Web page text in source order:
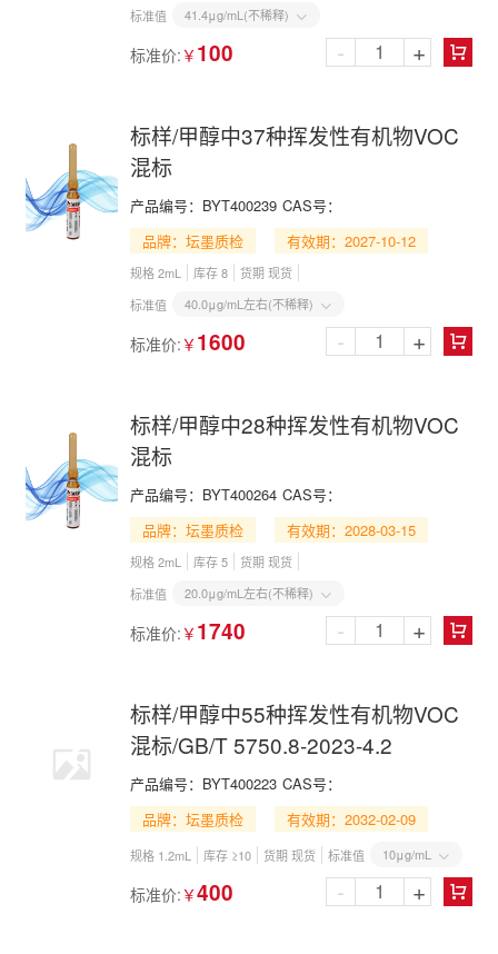
标准值
41.4μg/mL(不稀释) 
标准价: ￥ 100 
- +
标样/甲醇中37种挥发性有机物VOC
混标
产品编号： BYT400239 CAS号：
品牌：坛墨质检
有效期：2027-10-12
规格 2mL 库存 8
货期 现货
标准值
40.0μg/mL左右(不稀释) 
标准价: ￥ 1600 
- +
标样/甲醇中28种挥发性有机物VOC
混标
产品编号： BYT400264 CAS号：
品牌：坛墨质检
有效期：2028-03-15
规格 2mL 库存 5
货期 现货
标准值
20.0μg/mL左右(不稀释) 
标准价: ￥ 1740 
- +
标样/甲醇中55种挥发性有机物VOC
混标/GB/T 5750.8-2023-4.2
产品编号： BYT400223 CAS号：
品牌：坛墨质检
有效期：2032-02-09
规格 1.2mL 库存 ≥10 货期 现货 标准值 10μg/mL 
标准价: ￥400 
- +